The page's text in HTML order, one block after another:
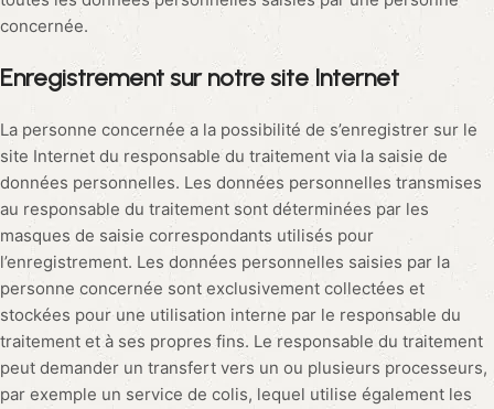
concernée.
Enregistrement sur notre site Internet
La personne concernée a la possibilité de s’enregistrer sur le
site Internet du responsable du traitement via la saisie de
données personnelles. Les données personnelles transmises
au responsable du traitement sont déterminées par les
masques de saisie correspondants utilisés pour
l’enregistrement. Les données personnelles saisies par la
personne concernée sont exclusivement collectées et
stockées pour une utilisation interne par le responsable du
traitement et à ses propres fins. Le responsable du traitement
peut demander un transfert vers un ou plusieurs processeurs,
par exemple un service de colis, lequel utilise également les